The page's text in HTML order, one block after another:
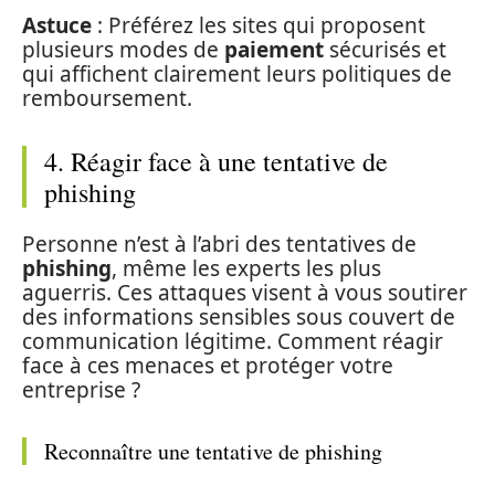
Astuce : Préférez les sites qui proposent
plusieurs modes de paiement sécurisés et
qui affichent clairement leurs politiques de
remboursement.
4. Réagir face à une tentative de
phishing
Personne n’est à l’abri des tentatives de
phishing, même les experts les plus
aguerris. Ces attaques visent à vous soutirer
des informations sensibles sous couvert de
communication légitime. Comment réagir
face à ces menaces et protéger votre
entreprise ?
Reconnaître une tentative de phishing